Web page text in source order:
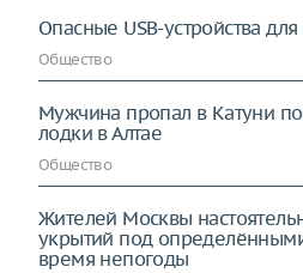
Опасные USB-устройства
Общество
Мужчина пропал в Катуни
лодки в Алтае
Общество
Жителей Москвы
укрытий под
время непогоды